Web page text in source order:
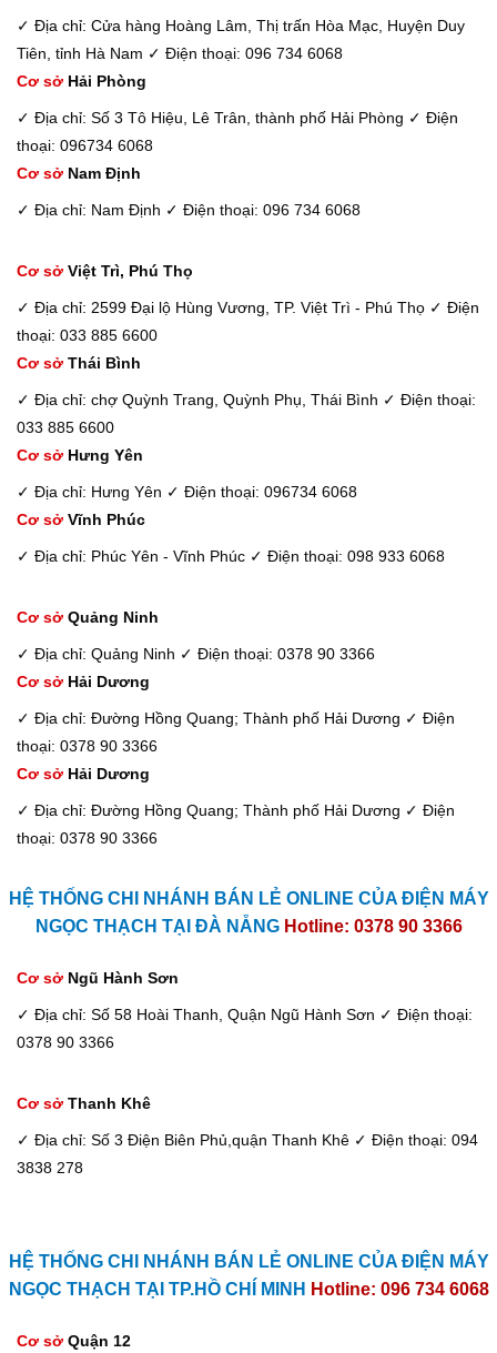
✓ Địa chỉ: Cửa hàng Hoàng Lâm, Thị trấn Hòa Mạc, Huyện Duy
Tiên, tỉnh Hà Nam ✓ Điện thoại: 096 734 6068
Cơ sở Hải Phòng
✓ Địa chỉ: Số 3 Tô Hiệu, Lê Trân, thành phố Hải Phòng ✓ Điện
thoại: 096734 6068
Cơ sở Nam Định
✓ Địa chỉ: Nam Định ✓ Điện thoại: 096 734 6068
Cơ sở Việt Trì, Phú Thọ
✓ Địa chỉ: 2599 Đại lộ Hùng Vương, TP. Việt Trì - Phú Thọ ✓ Điện
thoại: 033 885 6600
Cơ sở Thái Bình
✓ Địa chỉ: chợ Quỳnh Trang, Quỳnh Phụ, Thái Bình ✓ Điện thoại:
033 885 6600
Cơ sở Hưng Yên
✓ Địa chỉ: Hưng Yên ✓ Điện thoại: 096734 6068
Cơ sở Vĩnh Phúc
✓ Địa chỉ: Phúc Yên - Vĩnh Phúc ✓ Điện thoại: 098 933 6068
Cơ sở Quảng Ninh
✓ Địa chỉ: Quảng Ninh ✓ Điện thoại: 0378 90 3366
Cơ sở Hải Dương
✓ Địa chỉ: Đường Hồng Quang; Thành phố Hải Dương ✓ Điện
thoại: 0378 90 3366
Cơ sở Hải Dương
✓ Địa chỉ: Đường Hồng Quang; Thành phố Hải Dương ✓ Điện
thoại: 0378 90 3366
HỆ THỐNG CHI NHÁNH BÁN LẺ ONLINE CỦA ĐIỆN MÁY
NGỌC THẠCH TẠI ĐÀ NẴNG Hotline: 0378 90 3366
Cơ sở Ngũ Hành Sơn
✓ Địa chỉ: Số 58 Hoài Thanh, Quận Ngũ Hành Sơn ✓ Điện thoại:
0378 90 3366
Cơ sở Thanh Khê
✓ Địa chỉ: Số 3 Điện Biên Phủ,quận Thanh Khê ✓ Điện thoại: 094
3838 278
HỆ THỐNG CHI NHÁNH BÁN LẺ ONLINE CỦA ĐIỆN MÁY
NGỌC THẠCH TẠI TP.HỒ CHÍ MINH Hotline: 096 734 6068
Cơ sở Quận 12